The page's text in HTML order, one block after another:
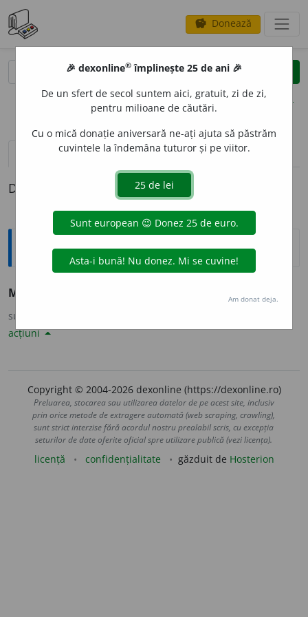
savings Donează
clear
opțiuni
definiții (1) pronunțievolume_up (3)
Definiția cu ID-ul 1004383:
Sinonime
MEM
sursa:
acțiuni
Copyright © 2004-2026 dexonline (https://dexonline.ro)
Preluarea, stocarea sau utilizarea datelor de pe acest site, inclusiv
prin orice metode de extragere automată (web scraping, crawling),
sunt strict interzise fără acordul nostru prealabil scris, cu excepția
seturilor de date oferite oficial spre utilizare publică (vezi licența).
licență confidențialitate găzduit de Hosterion
🎉 dexonline® împlinește 25 de ani 🎉
De un sfert de secol suntem aici, gratuit, zi de zi,
pentru milioane de căutări.
Cu o mică donație aniversară ne-ați ajuta să păstrăm
cuvintele la îndemâna tuturor și pe viitor.
Am donat deja.